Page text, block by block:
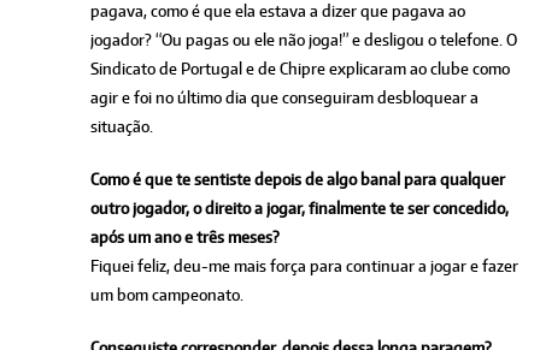
pagava, como é que ela estava a dizer que pagava ao
jogador? “Ou pagas ou ele não joga!” e desligou o telefone. O
Sindicato de Portugal e de Chipre explicaram ao clube como
agir e foi no último dia que conseguiram desbloquear a
situação.
Como é que te sentiste depois de algo banal para qualquer
outro jogador, o direito a jogar, finalmente te ser concedido,
após um ano e três meses?
Fiquei feliz, deu-me mais força para continuar a jogar e fazer
um bom campeonato.